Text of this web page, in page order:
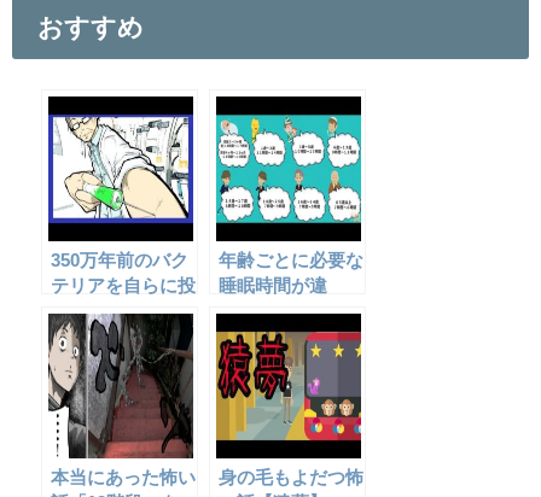
e
b
o
o
k
er
おすすめ
350万年前のバク
テリアを自らに投
与した結果、とん
でもない事に・・
年齢ごとに必要な
睡眠時間が違
う？！
本当にあった怖い
身の毛もよだつ怖